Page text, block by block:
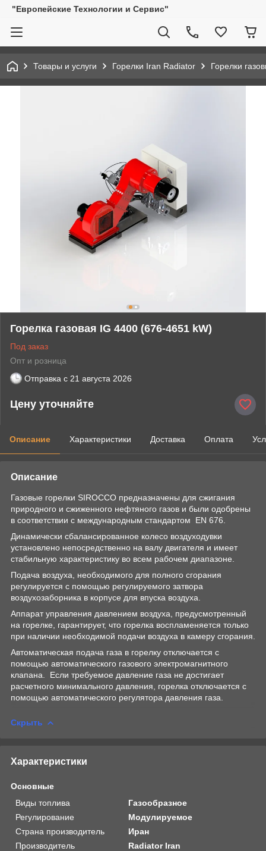
"Европейские Технологии и Сервис"
Товары и услуги Горелки Iran Radiator Горелки
Горелка газовая IG 4400 (676-4651 kW)
Под заказ
Опт и розница
Отправка с 21 августа 2026
Цену уточняйте
Описание Характеристики Доставка Оплата
Описание
Газовые горелки SIROCCO предназначены для сжигания
природного и сжиженного нефтяного газов и были одобрены
в соответствии с международным стандартом EN 676.
Динамически сбалансированное колесо воздуходувки
установлено непосредственно на валу двигателя и имеет
стабильную характеристику во всем рабочем диапазоне.
Подача воздуха, необходимого для полного сгорания
регулируется с помощью регулируемого затвора
воздухозаборника в корпусе для впуска воздуха.
Аппарат управления давлением воздуха, предусмотренный
на горелке, гарантирует, что горелка воспламеняется только
при наличии необходимой подачи воздуха в камеру сгорания.
Автоматическая подача газа в горелку отключается с
помощью автоматического газового электромагнитного
клапана. Если требуемое давление газа не достигает
расчетного минимального давления, горелка отключается с
помощью автоматического регулятора давления газа.
Скрыть
Характеристики
Основные
Виды топлива
Газообразное
Регулирование
Модулируемое
Страна производитель
Иран
Производитель
Radiator Iran